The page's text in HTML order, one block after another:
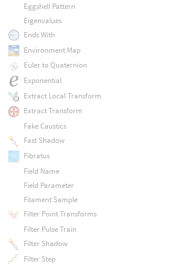
Eggshell Pattern
Eigenvalues
Ends With
Environment Map
Euler to Quaternion
Exponential
Extract Local Transform
Extract Transform
Fake Caustics
Fast Shadow
Fibratus
Field Name
Field Parameter
Filament Sample
Filter Point Transforms
Filter Pulse Train
Filter Shadow
Filter Step